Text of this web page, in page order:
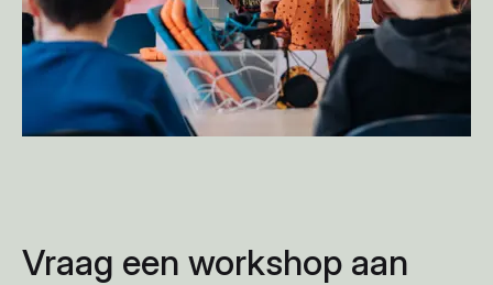
Vraag een workshop aan